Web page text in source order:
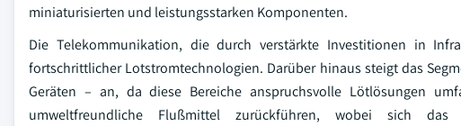
miniaturisierten und leistungsstarken Komponenten.
Die Telekommunikation, die durch verstärkte Investitionen in
fortschrittlicher Lotstromtechnologien. Darüber hinaus steigt das
Geräten – an, da diese Bereiche anspruchsvolle Lötlösungen
umweltfreundliche Flußmittel zurückführen, wobei sich